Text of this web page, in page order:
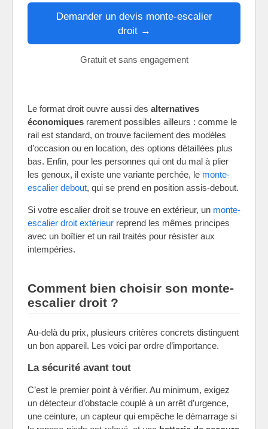
Demander un devis monte-escalier
droit →
Gratuit et sans engagement
Le format droit ouvre aussi des alternatives
économiques rarement possibles ailleurs : comme le
rail est standard, on trouve facilement des modèles
d’occasion ou en location, des options détaillées plus
bas. Enfin, pour les personnes qui ont du mal à plier
les genoux, il existe une variante perchée, le monte-
escalier debout, qui se prend en position assis-debout.
Si votre escalier droit se trouve en extérieur, un monte-
escalier droit extérieur reprend les mêmes principes
avec un boîtier et un rail traités pour résister aux
intempéries.
Comment bien choisir son monte-
escalier droit ?
Au-delà du prix, plusieurs critères concrets distinguent
un bon appareil. Les voici par ordre d’importance.
La sécurité avant tout
C’est le premier point à vérifier. Au minimum, exigez
un détecteur d’obstacle couplé à un arrêt d’urgence,
une ceinture, un capteur qui empêche le démarrage si